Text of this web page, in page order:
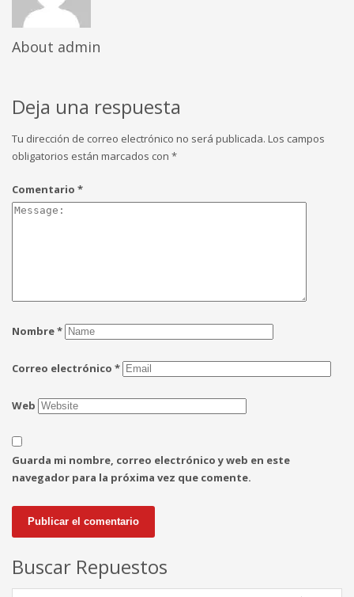
About admin
Deja una respuesta
Tu dirección de correo electrónico no será publicada. Los campos
obligatorios están marcados con *
Comentario *
Nombre*
Correo electrónico *
Web
Guarda mi nombre, correo electrónico y web en este
navegador para la próxima vez que comente.
Buscar Repuestos